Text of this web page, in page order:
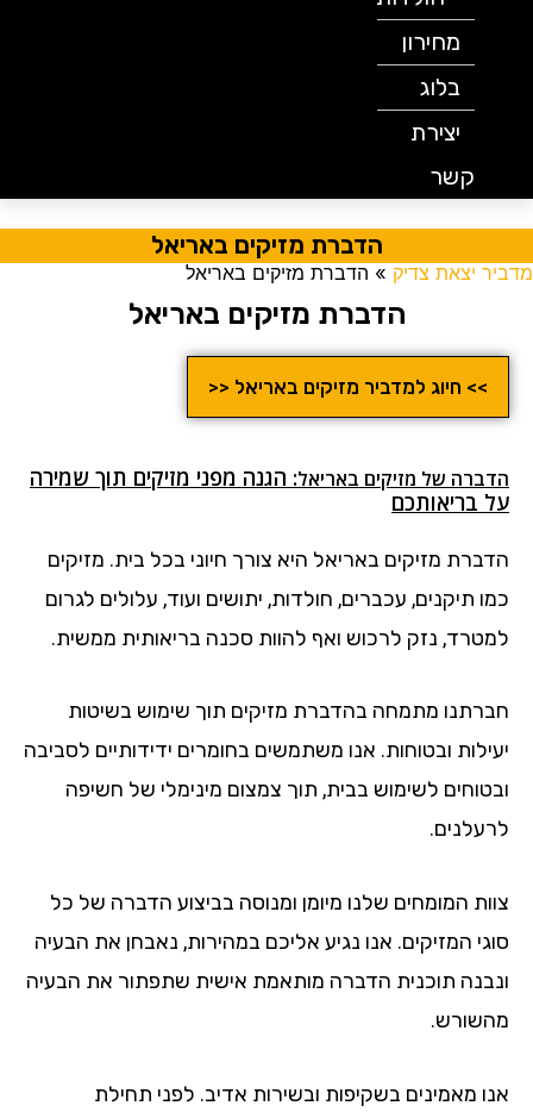
מחירון
בלוג
יצירת
קשר
הדברת מזיקים באריאל
מדביר יצאת צדיק » הדברת מזיקים באריאל
הדברת מזיקים באריאל
>> חיוג למדביר מזיקים באריאל <<
הדברה של מזיקים באריאל: הגנה מפני מזיקים תוך שמירה
על בריאותכם
הדברת מזיקים באריאל היא צורך חיוני בכל בית. מזיקים
כמו תיקנים, עכברים, חולדות, יתושים ועוד, עלולים לגרום
למטרד, נזק לרכוש ואף להוות סכנה בריאותית ממשית.
חברתנו מתמחה בהדברת מזיקים תוך שימוש בשיטות
יעילות ובטוחות. אנו משתמשים בחומרים ידידותיים לסביבה
ובטוחים לשימוש בבית, תוך צמצום מינימלי של חשיפה
לרעלנים.
צוות המומחים שלנו מיומן ומנוסה בביצוע הדברה של כל
סוגי המזיקים. אנו נגיע אליכם במהירות, נאבחן את הבעיה
ונבנה תוכנית הדברה מותאמת אישית שתפתור את הבעיה
מהשורש.
אנו מאמינים בשקיפות ובשירות אדיב. לפני תחילת